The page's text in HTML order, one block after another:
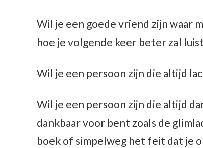
Wil je een goede vriend zijn waar
hoe je volgende keer beter zal
Wil je een persoon zijn die altijd
Wil je een persoon zijn die altijd
dankbaar voor bent zoals de
boek of simpelweg het feit dat je